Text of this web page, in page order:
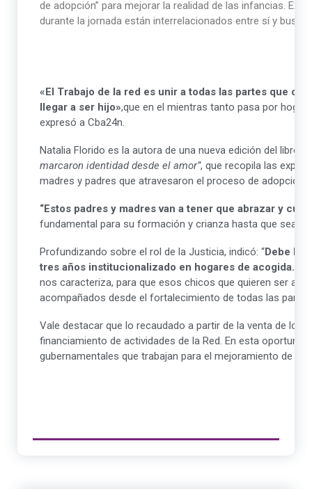
de adopción” para mejorar la realidad de las infancias.
durante la jornada están interrelacionados entre sí y
«El Trabajo de la red es unir a todas las partes que
llegar a ser hijo»,que en el mientras tanto pasa por
expresó a Cba24n.
Natalia Florido es la autora de una nueva edición del libro
marcaron identidad desde el amor”, que recopila las
madres y padres que atravesaron el proceso de adopción
“Estos padres y madres van a tener que abrazar y
fundamental para su formación y crianza hasta que sea
Profundizando sobre el rol de la Justicia, indicó: “Debe
tres años institucionalizado en hogares de acogida.
nos caracteriza, para que esos chicos que quieren ser
acompañados desde el fortalecimiento de todas las
Vale destacar que lo recaudado a partir de la venta de los
financiamiento de actividades de la Red. En esta
gubernamentales que trabajan para el mejoramiento de